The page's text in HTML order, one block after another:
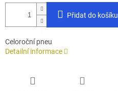
Přidat do košíku
Celoroční pneu
Detailní informace